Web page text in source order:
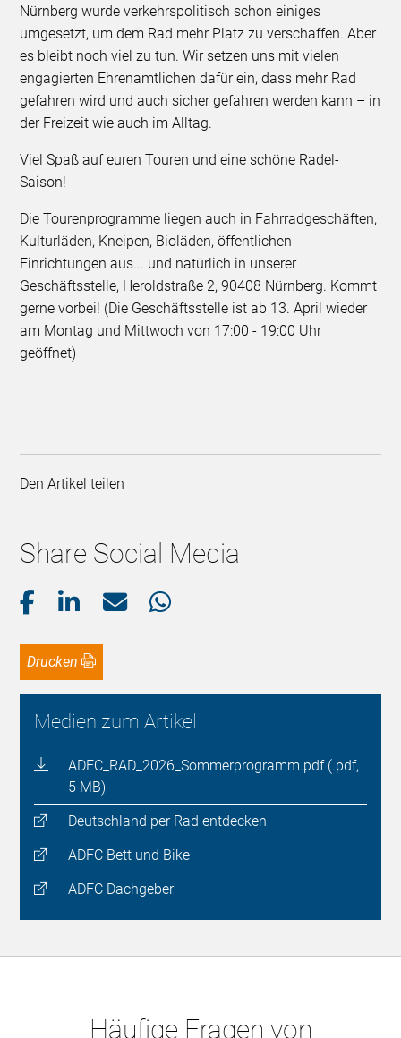
Nürnberg wurde verkehrspolitisch schon einiges
umgesetzt, um dem Rad mehr Platz zu verschaffen. Aber
es bleibt noch viel zu tun. Wir setzen uns mit vielen
engagierten Ehrenamtlichen dafür ein, dass mehr Rad
gefahren wird und auch sicher gefahren werden kann – in
der Freizeit wie auch im Alltag.
Viel Spaß auf euren Touren und eine schöne Radel-
Saison!
Die Tourenprogramme liegen auch in Fahrradgeschäften,
Kulturläden, Kneipen, Bioläden, öffentlichen
Einrichtungen aus... und natürlich in unserer
Geschäftsstelle, Heroldstraße 2, 90408 Nürnberg. Kommt
gerne vorbei! (Die Geschäftsstelle ist ab 13. April wieder
am Montag und Mittwoch von 17:00 - 19:00 Uhr
geöffnet)
Den Artikel teilen
Share Social Media
Drucken
Medien zum Artikel
ADFC_RAD_2026_Sommerprogramm.pdf (.pdf,
5 MB)
Deutschland per Rad entdecken
ADFC Bett und Bike
ADFC Dachgeber
Häufige Fragen von